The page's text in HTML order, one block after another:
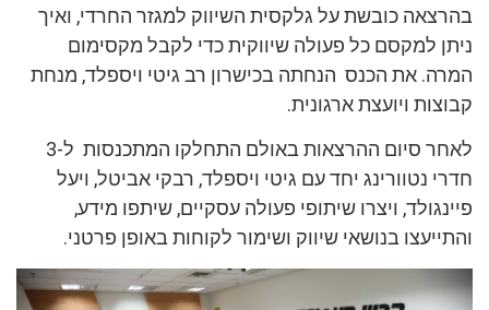
בהרצאה כובשת על גלקסית השיווק למגזר החרדי, ואיך
ניתן למקסם כל פעולה שיווקית כדי לקבל מקסימום
המרה. את הכנס הנחתה בכישרון רב גיטי ויספלד, מנחת
קבוצות ויועצת ארגונית.
לאחר סיום ההרצאות באולם התחלקו המתכנסות ל-3
חדרי נטוורינג יחד עם גיטי ויספלד, רבקי אביטל, ויעל
פיינגולד, ויצרו שיתופי פעולה עסקיים, שיתפו מידע,
והתייעצו בנושאי שיווק ושימור לקוחות באופן פרטני.